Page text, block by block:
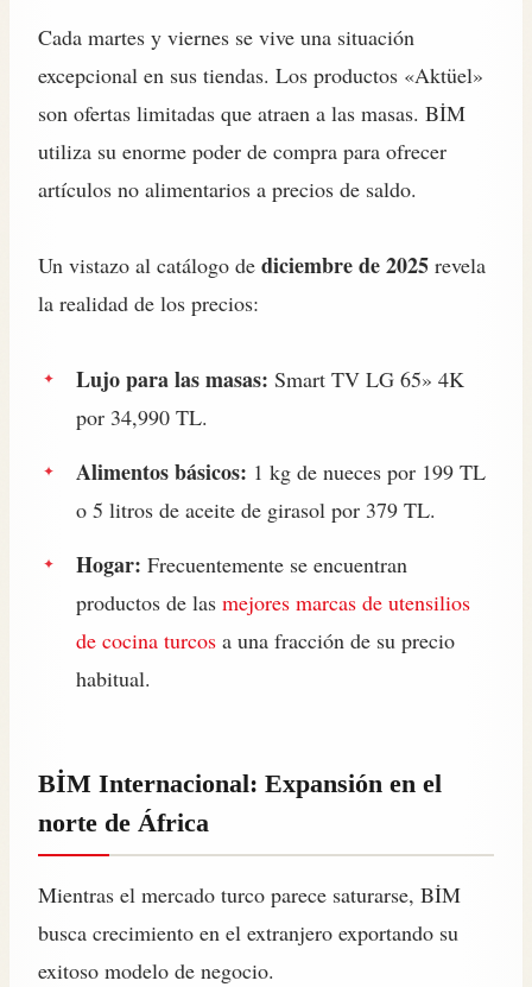
Cada martes y viernes se vive una situación
excepcional en sus tiendas. Los productos «Aktüel»
son ofertas limitadas que atraen a las masas. BİM
utiliza su enorme poder de compra para ofrecer
artículos no alimentarios a precios de saldo.
Un vistazo al catálogo de diciembre de 2025 revela
la realidad de los precios:
Lujo para las masas: Smart TV LG 65» 4K
por 34,990 TL.
Alimentos básicos: 1 kg de nueces por 199 TL
o 5 litros de aceite de girasol por 379 TL.
Hogar: Frecuentemente se encuentran
productos de las mejores marcas de utensilios
de cocina turcos a una fracción de su precio
habitual.
BİM Internacional: Expansión en el
norte de África
Mientras el mercado turco parece saturarse, BİM
busca crecimiento en el extranjero exportando su
exitoso modelo de negocio.